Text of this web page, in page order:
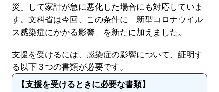
災」して家計が急に悪化した場合にも対応していま
す。文科省は今回、この条件に「新型コロナウイル
ス感染症にかかる影響」を新たに加えました。
支援を受けるには、感染症の影響について、証明す
る以下３つの書類が必要です。
【支援を受けるときに必要な書類】